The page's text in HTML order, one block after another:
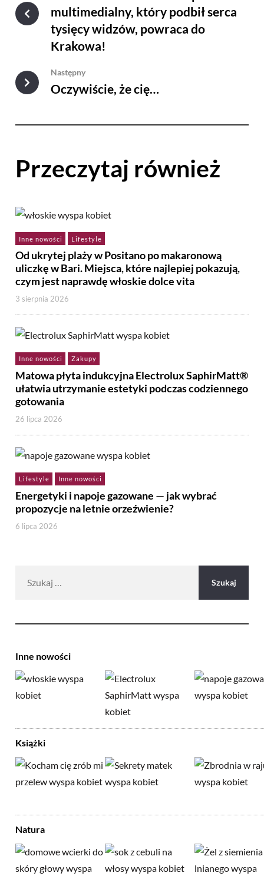
multimedialny, który podbił serca
tysięcy widzów, powraca do
Krakowa!
Następny
Oczywiście, że cię…
Przeczytaj również
Inne nowości Lifestyle
Od ukrytej plaży w Positano po makaronową
uliczkę w Bari. Miejsca, które najlepiej pokazują,
czym jest naprawdę włoskie dolce vita
3 sierpnia 2026
Inne nowości Zakupy
Matowa płyta indukcyjna Electrolux SaphirMatt®
ułatwia utrzymanie estetyki podczas codziennego
gotowania
26 lipca 2026
Lifestyle Inne nowości
Energetyki i napoje gazowane — jak wybrać
propozycje na letnie orzeźwienie?
6 lipca 2026
Inne nowości
Książki
Natura